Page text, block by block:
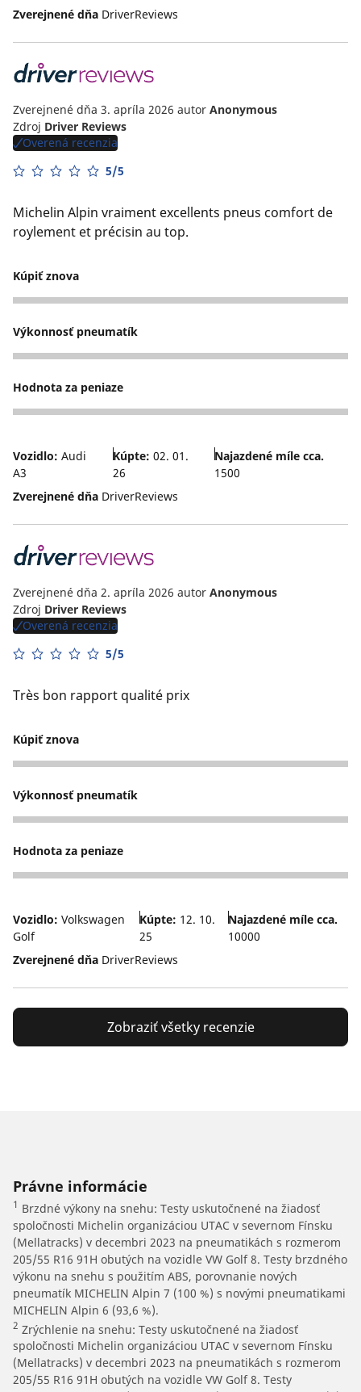
Zverejnené dňa DriverReviews
Zverejnené dňa 3. apríla 2026 autor Anonymous
Zdroj Driver Reviews
Overená recenzia
5/5
Michelin Alpin vraiment excellents pneus comfort de
roylement et précisin au top.
Kúpiť znova
5
Výkonnosť pneumatík
5
Hodnota za peniaze
5
Vozidlo: Audi
A3
Kúpte: 02. 01.
26
Najazdené míle cca.
1500
Zverejnené dňa DriverReviews
Zverejnené dňa 2. apríla 2026 autor Anonymous
Zdroj Driver Reviews
Overená recenzia
5/5
Très bon rapport qualité prix
Kúpiť znova
5
Výkonnosť pneumatík
4
Hodnota za peniaze
5
Vozidlo: Volkswagen
Golf
Kúpte: 12. 10.
25
Najazdené míle cca.
10000
Zverejnené dňa DriverReviews
Zobraziť všetky recenzie
Právne informácie
1 Brzdné výkony na snehu: Testy uskutočnené na žiadosť
spoločnosti Michelin organizáciou UTAC v severnom Fínsku
(Mellatracks) v decembri 2023 na pneumatikách s rozmerom
205/55 R16 91H obutých na vozidle VW Golf 8. Testy brzdného
výkonu na snehu s použitím ABS, porovnanie nových
pneumatík MICHELIN Alpin 7 (100 %) s novými pneumatikami
MICHELIN Alpin 6 (93,6 %).
2 Zrýchlenie na snehu: Testy uskutočnené na žiadosť
spoločnosti Michelin organizáciou UTAC v severnom Fínsku
(Mellatracks) v decembri 2023 na pneumatikách s rozmerom
205/55 R16 91H obutých na vozidle VW Golf 8. Testy